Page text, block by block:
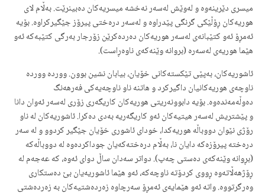
میسری دێرینەوە و لەوێش لەسەر نەخشە میسریەکان دەبینرێت. بەڵام لای
هوریەکان ڕۆڵێکی گرنگی پێدراوە و لەسەر درەختی پیرۆز جێگیرکراوە. بۆیە
ئەمڕۆ ئەو کتێبانەی لەسەر هوریەکان دەردەکرێن زۆرجار بەرگی کتێبەکە ئەو
هێما هوریەی لەسەرە (بروانە وێنەکەی ناوەڕاست).
ئاشوریەکان، بەپێی تێکستەکانی خۆیان، بیابان نشین بوون. ووردە ووردە
ناوچەی هوریەکانیان داگیرکرد و هاتنە ناو ناوچەیەکی فەرهەنگ
دەوڵەمەندەوە. بۆیە دابوونەریتی هوریەکان کاریگەری زۆری لەسەر ئەوان دانا
و پێشتریش لەسەر هیتیەکان ئەو کاریگەریە بەدی دەکرا. ئاشوریەکان لە ناو
رۆژی نێوان دووباڵە هوریەکدا، خودای ئاشوری خۆیان جێگیر کردوو و لە سەر
درەختە پیرۆزەکە دایان نا، بەڵام درەختەکەیان جوداکردەوە لە دووباڵەکە
(بڕوانە وێنەکەی دەستی چەپ). دواتر سەدان ساڵ دوای ئەوە، کە عەجەم لە
ڕۆژهەڵاتەوە ڕووی کردۆتە ناوچەکە، ئەو هێما ئاشوریەیان بێ دەستکاری
وەرگرتووە. واتە ئەو هێمایەی ئەمڕۆ سەرچاوە زەردەشتیەکان بە زەردەشتی